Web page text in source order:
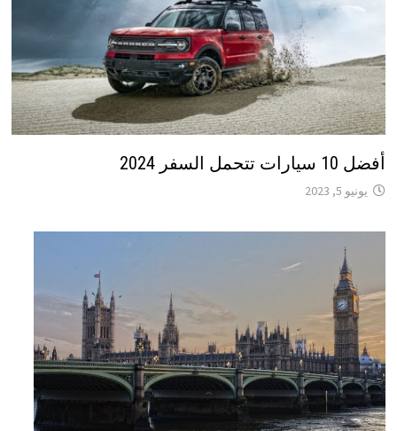
أفضل 10 سيارات تتحمل السفر 2024
يونيو 5, 2023